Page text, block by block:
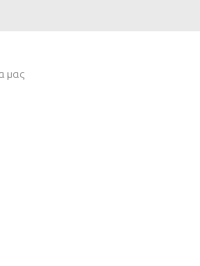
μας